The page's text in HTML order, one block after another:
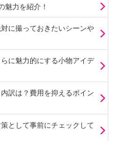
魅力を紹介！
に撮っておきたいシーンや
に魅力的にする小物アイデ
訳は？費用を抑えるポイン
として事前にチェックして